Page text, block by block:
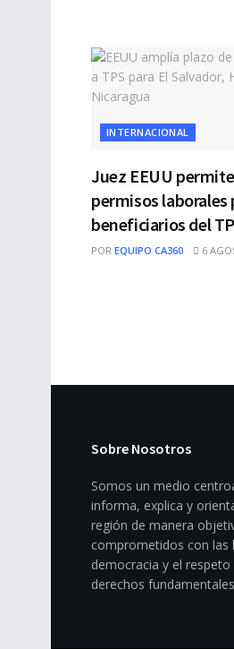
INTERNACIONAL
Juez EEUU
permisos laborales
beneficiarios del
POR EQUIPO CA360 6
Sobre Nosotros
Somos un medio
informa, explica y
región de manera
comprometidos con las
democracia y el respeto
derechos